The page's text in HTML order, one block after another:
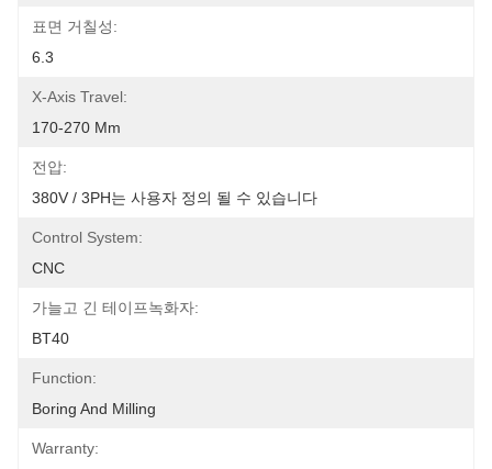
표면 거칠성:
6.3
X-Axis Travel:
170-270 Mm
전압:
380V / 3PH는 사용자 정의 될 수 있습니다
Control System:
CNC
가늘고 긴 테이프녹화자:
BT40
Function:
Boring And Milling
Warranty: